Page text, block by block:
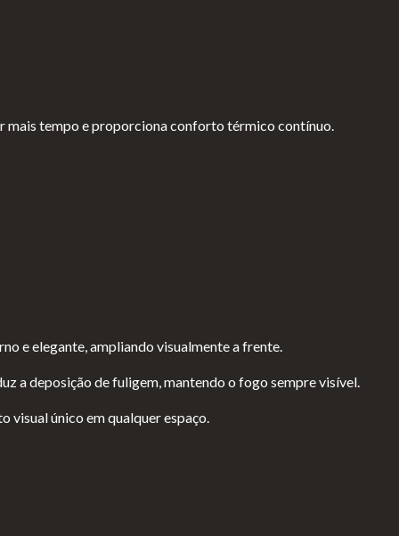
mais tempo e proporciona conforto térmico contínuo.
e elegante, ampliando visualmente a frente.
a deposição de fuligem, mantendo o fogo sempre visível.
visual único em qualquer espaço.